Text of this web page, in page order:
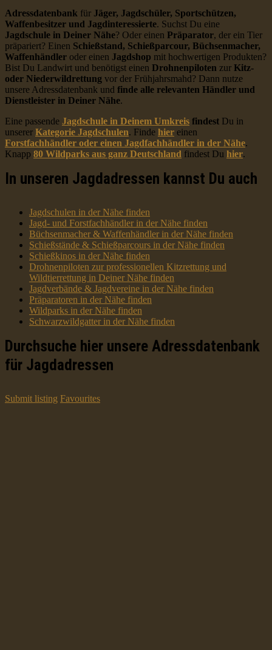
Adressdatenbank für Jäger, Jagdschüler, Sportschützen,
Waffenbesitzer und Jagdinteressierte. Suchst Du eine
Jagdschule in Deiner Nähe? Oder einen Präparator, der ein Tier
präpariert? Einen Schießstand, Schießparcour, Büchsenmacher,
Waffenhändler oder einen Jagdshop mit hochwertigen Produkten?
Bist Du Landwirt und benötigst einen Drohnenpiloten zur Kitz-
oder Niederwildrettung vor der Frühjahrsmahd? Dann nutze
unsere Adressdatenbank und finde alle relevanten Händler und
Dienstleister in Deiner Nähe.
Eine passende Jagdschule in Deinem Umkreis findest Du in
unserer Kategorie Jagdschulen. Finde hier einen
Forstfachhändler oder einen Jagdfachhändler in der Nähe.
Knapp 80 Wildparks aus ganz Deutschland findest Du hier.
In unseren Jagdadressen kannst Du auch
Jagdschulen in der Nähe finden
Jagd- und Forstfachhändler in der Nähe finden
Büchsenmacher & Waffenhändler in der Nähe finden
Schießstände & Schießparcours in der Nähe finden
Schießkinos in der Nähe finden
Drohnenpiloten zur professionellen Kitzrettung und
Wildtierrettung in Deiner Nähe finden
Jagdverbände & Jagdvereine in der Nähe finden
Präparatoren in der Nähe finden
Wildparks in der Nähe finden
Schwarzwildgatter in der Nähe finden
Durchsuche hier unsere Adressdatenbank
für Jagdadressen
Submit listing Favourites